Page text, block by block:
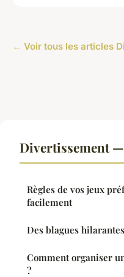
← Voir tous les articles
Divertissement
Règles de vos jeux
facilement
Des blagues
Comment organiser
?